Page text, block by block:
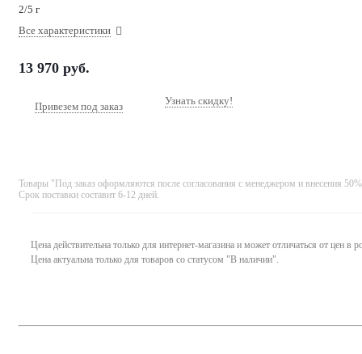
2/5 г
Все характеристики
13 970 руб.
Привезем под заказ Узнать скидку!
Товары "Под заказ оформляются после согласования с менеджером и внесения
Срок поставки составит 6-12 дней.
Цена действительна только для интернет-магазина и может отличаться от цен в
Цена актуальна только для товаров со статусом "В наличии".